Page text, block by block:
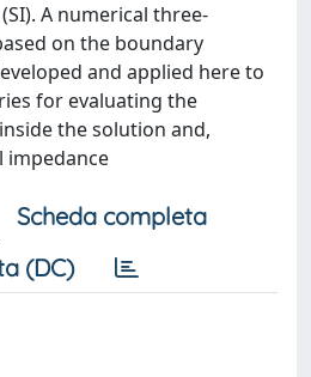
A numerical three-
on the boundary
and applied here to
for evaluating the
the solution and,
impedance
Scheda completa
(DC)